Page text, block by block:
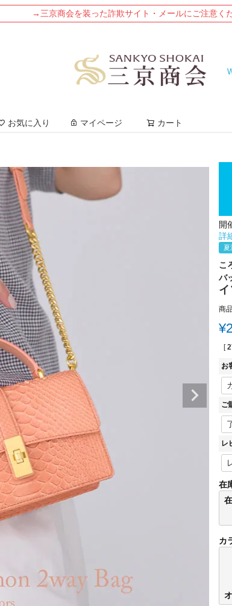
→三京商会を装った詐欺サイト・メールにご注意く
お気に入り マイページ カート
開
詳
夏
こ
バ
商
¥
[
お
ご
レ
在
カ